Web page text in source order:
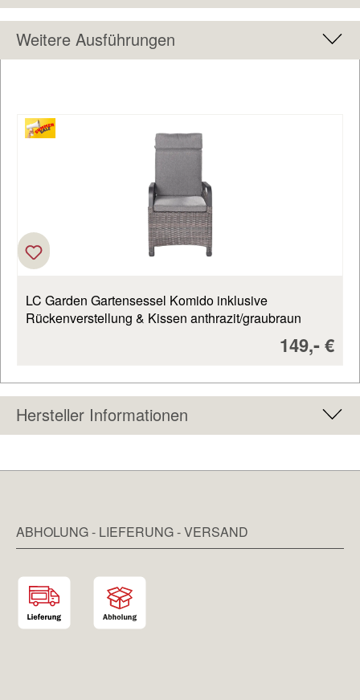
Weitere Ausführungen
LC Garden Gartensessel Komido inklusive
Rückenverstellung & Kissen anthrazit/graubraun
149,-€
Hersteller Informationen
ABHOLUNG - LIEFERUNG - VERSAND